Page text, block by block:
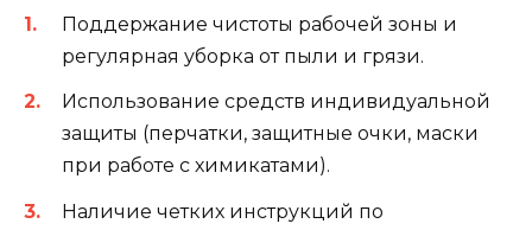
Поддержание чистоты рабочей зоны и
регулярная уборка от пыли и грязи.
Использование средств индивидуальной
защиты (перчатки, защитные очки, маски
при работе с химикатами).
Наличие четких инструкций по